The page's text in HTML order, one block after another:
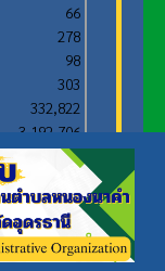
66
278
98
303
332,822
3,192,706